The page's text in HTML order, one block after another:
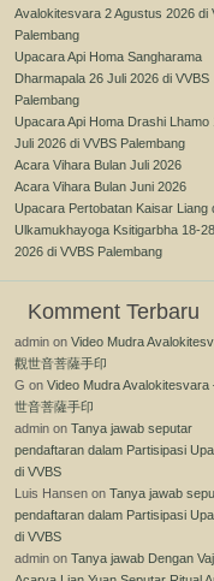
Avalokitesvara 2 Agustus 2026 di
Palembang
Upacara Api Homa Sangharama
Dharmapala 26 Juli 2026 di VVBS
Palembang
Upacara Api Homa Drashi Lhamo
Juli 2026 di VVBS Palembang
Acara Vihara Bulan Juli 2026
Acara Vihara Bulan Juni 2026
Upacara Pertobatan Kaisar Liang
Ulkamukhayoga Ksitigarbha 18-
2026 di VVBS Palembang
Komment Terbaru
admin on Video Mudra
觀世音菩薩手印
G on Video Mudra Avalokitesvara
世音菩薩手印
admin on Tanya jawab seputar
pendaftaran dalam Partisipasi
di VVBS
Luis Hansen on Tanya jawab
pendaftaran dalam Partisipasi
di VVBS
admin on Tanya jawab Dengan